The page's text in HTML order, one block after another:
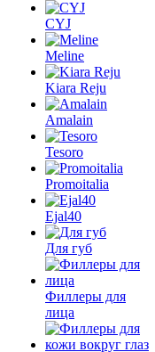
CYJ
Meline
Kiara Reju
Amalain
Tesoro
Promoitalia
Ejal40
Для губ
Филлеры для
лица